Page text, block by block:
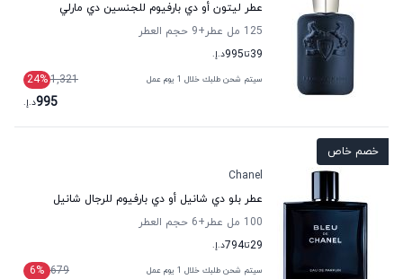
عطر ليتون أو دي بارفيوم للجنسين دي مارلي
125 مل عطر
+9
حجم العطر
39تا995د.إ.
سيتم شحن طلبك خلال 1 يوم عمل 1,321
24%
995د.إ.
خصم خاص
Chanel
عطر بلو دي شانيل أو دي بارفيوم للرجال شانيل
100 مل عطر
+6
حجم العطر
29تا794د.إ.
سيتم شحن طلبك خلال 1 يوم عمل 679
6%